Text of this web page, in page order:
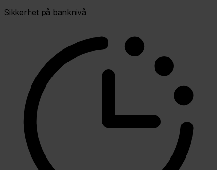
Sikkerhet på banknivå